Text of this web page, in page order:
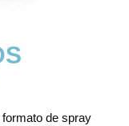
de spray